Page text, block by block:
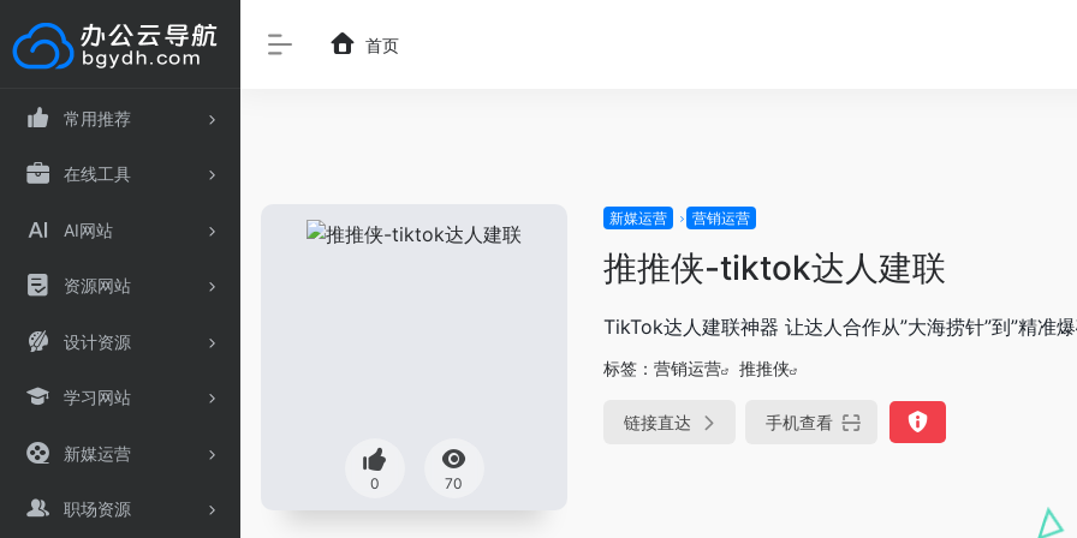
常用推荐
在线工具
AI网站
资源网站
设计资源
学习网站
新媒运营
职场资源
首页
0 70
新媒运营 营销运营
推推侠-tiktok达人建联
TikTok达人建联神器 让达人合作从”大海捞针”到”精准
标签： 营销运营 推推侠
链接直达 手机查看